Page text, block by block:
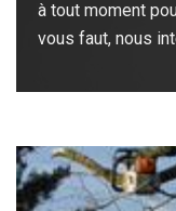
à tout moment
vous faut, nous